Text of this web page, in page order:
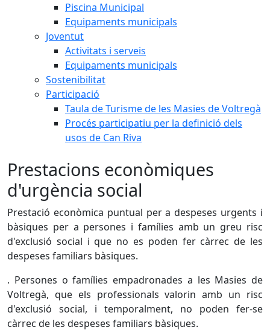
Piscina Municipal
Equipaments municipals
Joventut
Activitats i serveis
Equipaments municipals
Sostenibilitat
Participació
Taula de Turisme de les Masies de Voltregà
Procés participatiu per la definició dels
usos de Can Riva
Prestacions econòmiques
d'urgència social
Prestació econòmica puntual per a despeses urgents i
bàsiques per a persones i famílies amb un greu risc
d'exclusió social i que no es poden fer càrrec de les
despeses familiars bàsiques.
. Persones o famílies empadronades a les Masies de
Voltregà, que els professionals valorin amb un risc
d'exclusió social, i temporalment, no poden fer-se
càrrec de les despeses familiars bàsiques.